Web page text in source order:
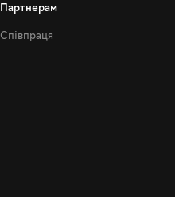
Партнерам
Співпраця